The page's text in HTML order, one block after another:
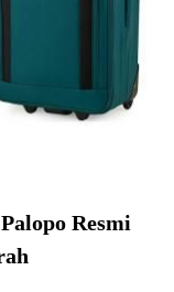
Resmi